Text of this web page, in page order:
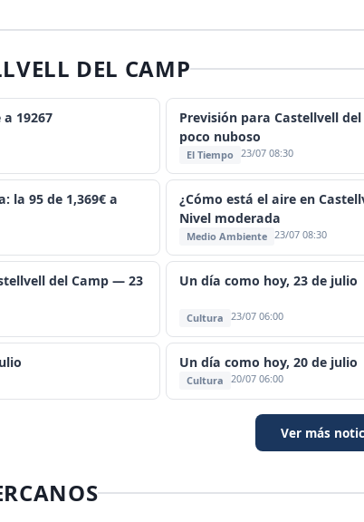
DEL CAMP
a 19267
Previsión para Castellvell
poco nuboso
El Tiempo 23/07 08:30
la 95 de 1,369€ a
¿Cómo está el aire en
Nivel moderada
Medio Ambiente 23/07 08:30
del Camp — 23
Un día como hoy, 23 de julio
Cultura 23/07 06:00
Un día como hoy, 20 de julio
Cultura 20/07 06:00
Ver más